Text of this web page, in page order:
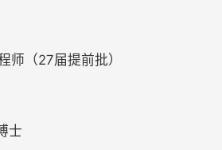
师（27届提前批）
士